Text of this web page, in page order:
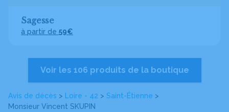
Avis de décès > Loire - 42 > Saint-Étienne >
Monsieur Vincent SKUPIN
Sagesse
à partir de 59€
Voir les 106 produits de la boutique